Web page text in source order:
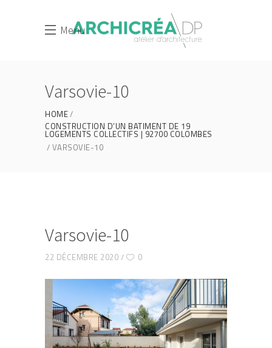
Menu
Varsovie-10
HOME
CONSTRUCTION D’UN BATIMENT DE 19
LOGEMENTS COLLECTIFS | 92700 COLOMBES
VARSOVIE-10
Varsovie-10
22 DÉCEMBRE 2020 0